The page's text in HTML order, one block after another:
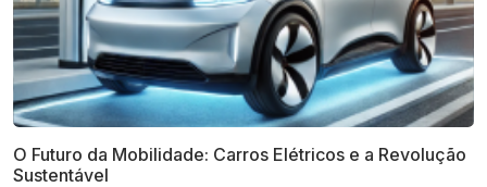
O Futuro da Mobilidade: Carros Elétricos e a Revolução
Sustentável